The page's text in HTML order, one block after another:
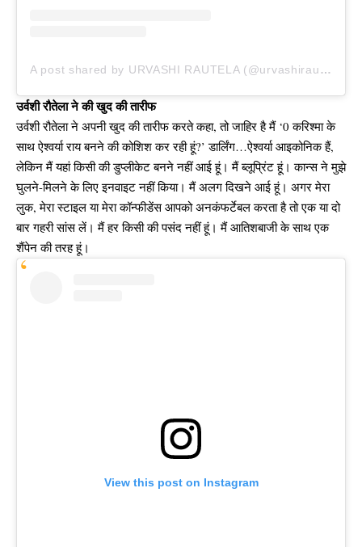
A post shared by URVASHI RAUTELA (@urvashirautela)
उर्वशी रौतेला ने की खुद की तारीफ
उर्वशी रौतेला ने अपनी खुद की तारीफ करते कहा, तो जाहिर है मैं ‘0 करिश्मा के
साथ ऐश्वर्या राय बनने की कोशिश कर रही हूं?’ डार्लिंग…ऐश्वर्या आइकोनिक हैं,
लेकिन मैं यहां किसी की डुप्लीकेट बनने नहीं आई हूं। मैं ब्लूप्रिंट हूं। कान्स ने मुझे
घुलने-मिलने के लिए इनवाइट नहीं किया। मैं अलग दिखने आई हूं। अगर मेरा
लुक, मेरा स्टाइल या मेरा कॉन्फीडेंस आपको अनकंफर्टेबल करता है तो एक या दो
बार गहरी सांस लें। मैं हर किसी की पसंद नहीं हूं। मैं आतिशबाजी के साथ एक
शैंपेन की तरह हूं।
View this post on Instagram